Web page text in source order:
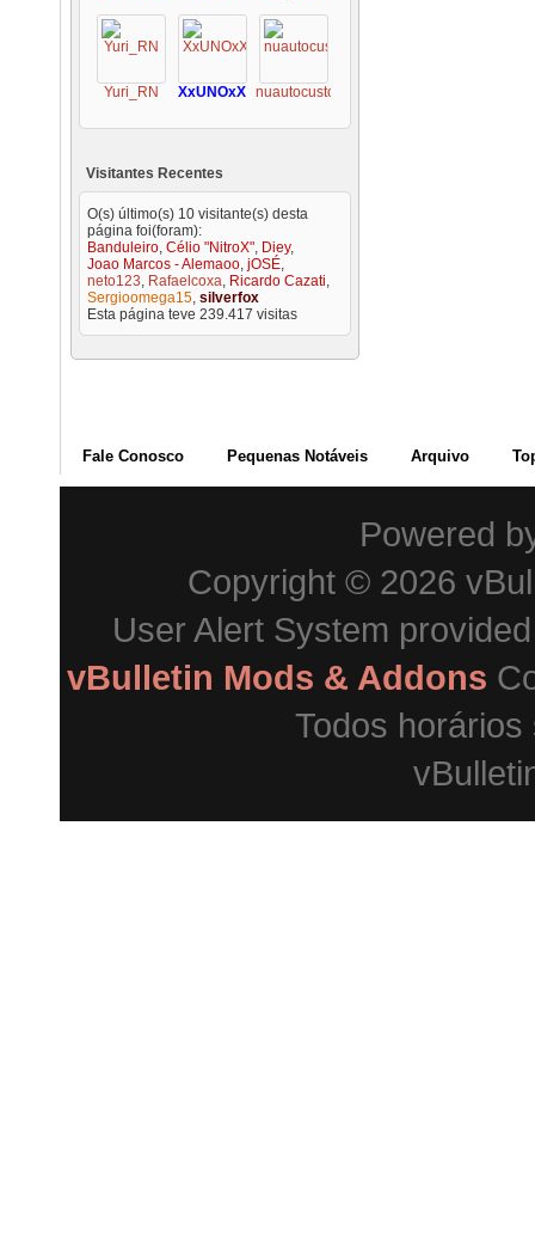
Yuri_RN XxUNOxX nuautocustoms
Visitantes Recentes
O(s) último(s) 10 visitante(s) desta
página foi(foram):
Banduleiro Célio "NitroX" Diey,
Joao Marcos - Alemaoo jOSÉ
neto123 Rafaelcoxa Ricardo Cazati
Sergioomega15 silverfox
Esta página teve 239.417 visitas
Fale Conosco Pequenas Notáveis Arquivo
Powered
Copyright © 2026
User Alert System
vBulletin Mods & Addons
Todos